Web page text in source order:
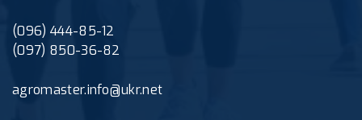
(096) 444-85-12
(097) 850-36-82
agromaster.info@ukr.net